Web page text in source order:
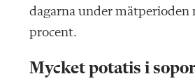
dagarna under mätperioden
procent.
Mycket potatis i